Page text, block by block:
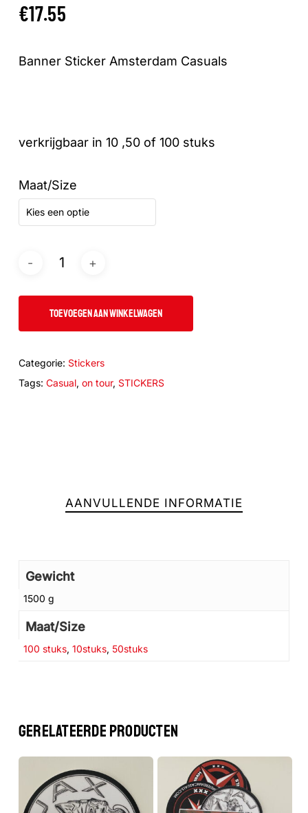
GA NAAR DE WINKEL
€17.55
Banner Sticker Amsterdam Casuals
verkrijgbaar in 10 ,50 of 100 stuks
Maat/Size
Kies een optie
TOEVOEGEN AAN WINKELWAGEN
Categorie: Stickers
Tags: Casual, on tour, STICKERS
AANVULLENDE INFORMATIE
Gewicht
1500 g
Maat/Size
100 stuks, 10stuks, 50stuks
GERELATEERDE PRODUCTEN